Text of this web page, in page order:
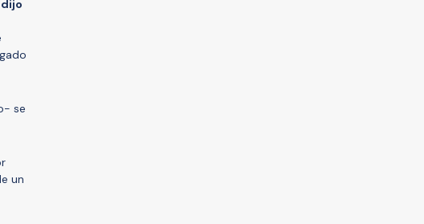
se
un